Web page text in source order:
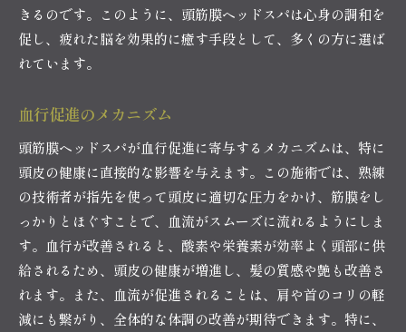
きるのです。このように、頭筋膜ヘッドスパは心身の調和を
促し、疲れた脳を効果的に癒す手段として、多くの方に選ば
れています。
血行促進のメカニズム
頭筋膜ヘッドスパが血行促進に寄与するメカニズムは、特に
頭皮の健康に直接的な影響を与えます。この施術では、熟練
の技術者が指先を使って頭皮に適切な圧力をかけ、筋膜をし
っかりとほぐすことで、血流がスムーズに流れるようにしま
す。血行が改善されると、酸素や栄養素が効率よく頭部に供
給されるため、頭皮の健康が増進し、髪の質感や艶も改善さ
れます。また、血流が促進されることは、肩や首のコリの軽
減にも繋がり、全体的な体調の改善が期待できます。特に、